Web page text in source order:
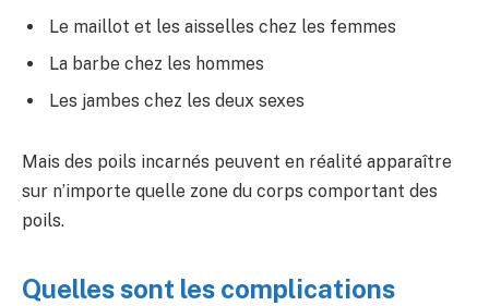
Le maillot et les aisselles chez les femmes
La barbe chez les hommes
Les jambes chez les deux sexes
Mais des poils incarnés peuvent en réalité apparaître
sur n’importe quelle zone du corps comportant des
poils.
Quelles sont les complications